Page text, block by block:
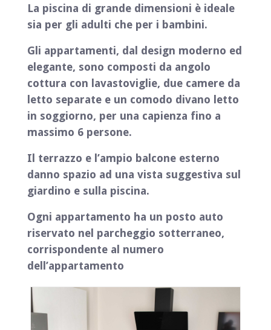
La piscina di grande dimensioni è ideale
sia per gli adulti che per i bambini.
Gli appartamenti, dal design moderno ed
elegante, sono composti da angolo
cottura con lavastoviglie, due camere da
letto separate e un comodo divano letto
in soggiorno, per una capienza fino a
massimo 6 persone.
Il terrazzo e l’ampio balcone esterno
danno spazio ad una vista suggestiva sul
giardino e sulla piscina.
Ogni appartamento ha un posto auto
riservato nel parcheggio sotterraneo,
corrispondente al numero
dell’appartamento